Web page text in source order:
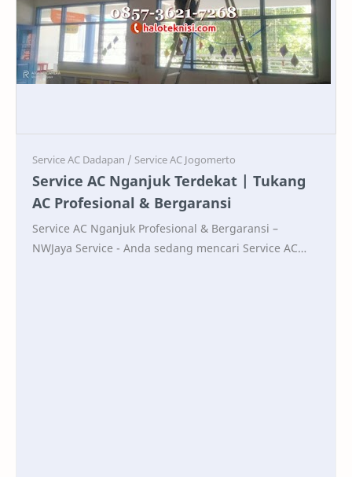
Service Service
Service AC Nganjuk Terdekat | Tukang
AC Profesional & Bergaransi
Service AC Nganjuk Profesional & Bergaransi –
NWJaya Service - Anda sedang mencari Service AC